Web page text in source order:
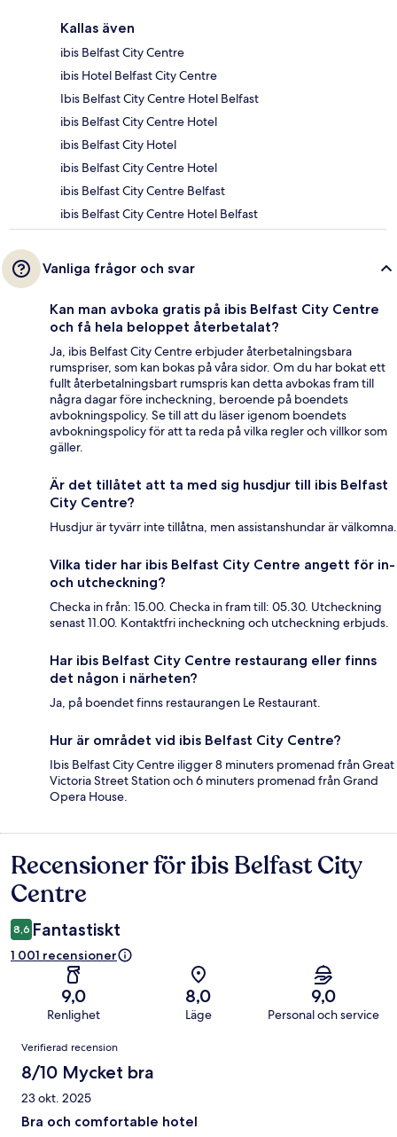
Kallas även
ibis Belfast City Centre
ibis Hotel Belfast City Centre
Ibis Belfast City Centre Hotel Belfast
ibis Belfast City Centre Hotel
ibis Belfast City Hotel
ibis Belfast City Centre Hotel
ibis Belfast City Centre Belfast
ibis Belfast City Centre Hotel Belfast
Vanliga frågor och svar
Kan man avboka gratis på ibis Belfast City Centre
och få hela beloppet återbetalat?
Ja, ibis Belfast City Centre erbjuder återbetalningsbara
rumspriser, som kan bokas på våra sidor. Om du har bokat ett
fullt återbetalningsbart rumspris kan detta avbokas fram till
några dagar före incheckning, beroende på boendets
avbokningspolicy. Se till att du läser igenom boendets
avbokningspolicy för att ta reda på vilka regler och villkor som
gäller.
Är det tillåtet att ta med sig husdjur till ibis Belfast
City Centre?
Husdjur är tyvärr inte tillåtna, men assistanshundar är välkomna.
Vilka tider har ibis Belfast City Centre angett för in-
och utcheckning?
Checka in från: 15.00. Checka in fram till: 05.30. Utcheckning
senast 11.00. Kontaktfri incheckning och utcheckning erbjuds.
Har ibis Belfast City Centre restaurang eller finns
det någon i närheten?
Ja, på boendet finns restaurangen Le Restaurant.
Hur är området vid ibis Belfast City Centre?
Ibis Belfast City Centre iligger 8 minuters promenad från Great
Victoria Street Station och 6 minuters promenad från Grand
Opera House.
Recensioner
Recensioner för ibis Belfast City
Centre
8,6 Fantastiskt
1 001 recensioner
9,0
Renlighet
8,0
Läge
9,0
Personal och service
Recensioner
Verifierad recension
8/10 Mycket bra
23 okt. 2025
Bra och comfortable hotel